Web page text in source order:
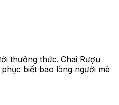
thưởng thức. Chai Rượu
biết bao lòng người mê